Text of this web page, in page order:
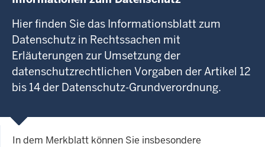
Hier finden Sie das Informationsblatt zum
Datenschutz in Rechtssachen mit
Erläuterungen zur Umsetzung der
datenschutzrechtlichen Vorgaben der Artikel 12
bis 14 der Datenschutz-Grundverordnung.
In dem Merkblatt können Sie insbesondere